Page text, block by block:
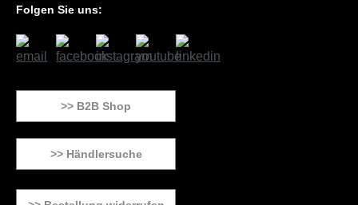
Folgen Sie uns:
>> B2B Shop
>> Händlersuche